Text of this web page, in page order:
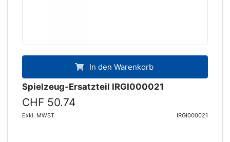
In den Warenkorb
Spielzeug-Ersatzteil IRGI000021
CHF 50.74
Exkl. MWST IRGI000021